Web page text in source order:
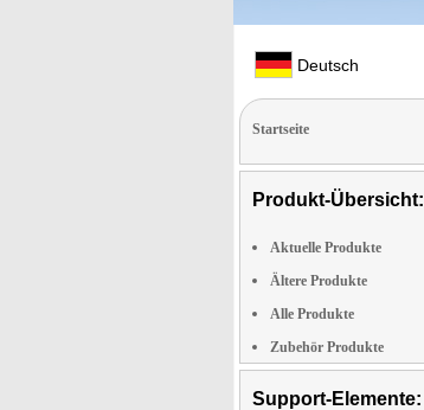
Deutsch
Startseite
Produkt-Übersicht:
Aktuelle Produkte
Ältere Produkte
Alle Produkte
Zubehör Produkte
Support-Elemente: